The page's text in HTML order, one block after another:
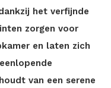
het verfijnde
zorgen voor
en laten zich
van een serene